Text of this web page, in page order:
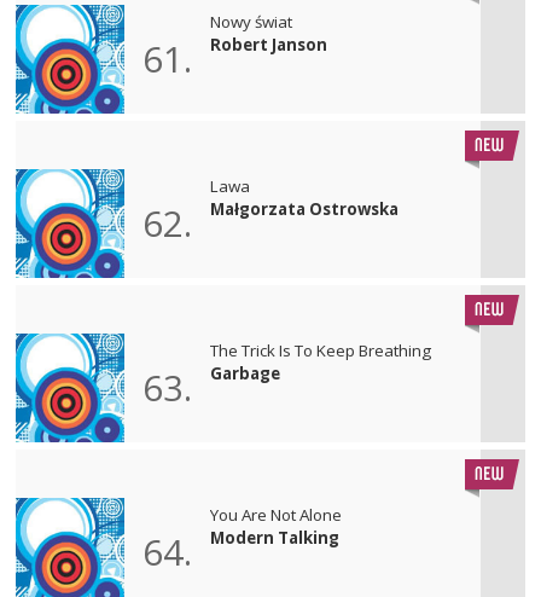
61.
Nowy świat
Robert Janson
62.
Lawa
Małgorzata Ostrowska
63.
The Trick Is To Keep Breathing
Garbage
64.
You Are Not Alone
Modern Talking